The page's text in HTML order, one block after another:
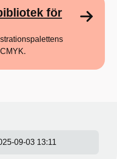
för
09-03 13:11